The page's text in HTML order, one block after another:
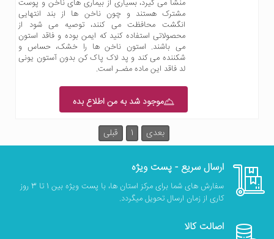
منشا می گیرد، بسیاری از بیماری های ناخن و پوست
مشترک هستند و چون ناخن ها از بند انتهایی
انگشت محافظت می کنند، توصیه می شود از
محصولاتی استفاده کنید که ایمن بوده و فاقد استون
می باشند. استون ناخن ها را خشک، حساس و
شکننده می کند و پد لاک پاک کن بدون آستون یونی
لد فاقد این ماده مضـر است.
موجود شد به من اطلاع بده
قبلی 1 بعدی
ارسال سریع - پست ویژه
سفارش های شما برای مرکز استان ها، با پست ویژه بین 1 تا 3 روز
کاری از زمان ارسال تحویل میگردد.
اصالت کالا